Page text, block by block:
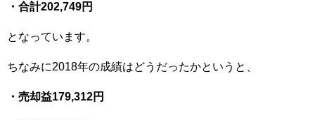
・合計202,749円
となっています。
ちなみに2018年の成績はどうだったかというと、
・売却益179,312円